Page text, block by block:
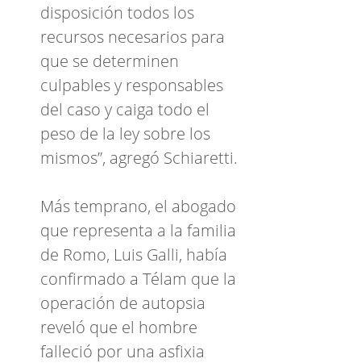
disposición todos los
recursos necesarios para
que se determinen
culpables y responsables
del caso y caiga todo el
peso de la ley sobre los
mismos”, agregó Schiaretti.
Más temprano, el abogado
que representa a la familia
de Romo, Luis Galli, había
confirmado a Télam que la
operación de autopsia
reveló que el hombre
falleció por una asfixia